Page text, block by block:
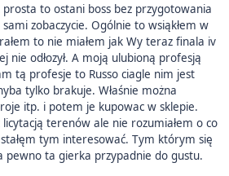
to ostani boss bez przygotowania
zobaczycie. Ogólnie to wsiąkłem w
to nie miałem jak Wy teraz finala iv
nie odłozył. A moją ulubioną profesją
tą profesje to Russo ciagle nim jest
tylko brakuje. Właśnie można
itp. i potem je kupowac w sklepie.
licytacją terenów ale nie rozumiałem o co
tym interesować. Tym którym się
pewno ta gierka przypadnie do gustu.